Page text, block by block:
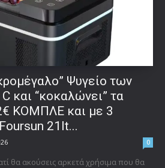
Ψυγείο των
και “κοκαλώνει” τα
ΚΟΜΠΛΕ και με 3
21lt...
0
θα ακούσεις αρκετά χρήσιμα που θα